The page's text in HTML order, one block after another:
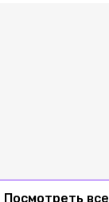
Посмотреть все